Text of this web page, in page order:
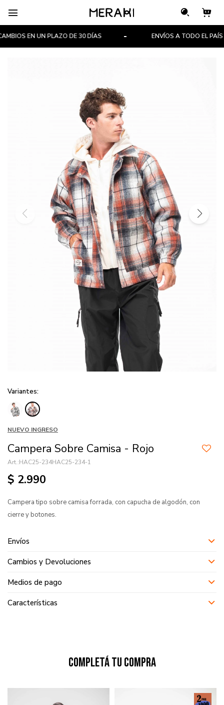

EN UN PLAZO DE 30 DÍAS ENVÍOS A TODO EL PAÍS
NUEVO INGRESO
Campera Sobre Camisa - Rojo
HAC25-234HAC25-234-1
$ 2.990
Campera tipo sobre camisa forrada, con capucha de algodón, con
cierre y botones.
Variantes:
Envíos
Cambios y Devoluciones
Medios de pago
Características
Completá tu compra